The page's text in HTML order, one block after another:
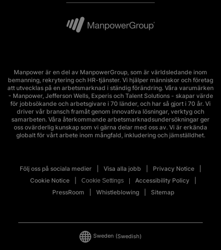
Manpower är en del av ManpowerGroup, som är världsledande inom
bemanning, rekrytering och HR-tjänster. Vi hjälper människor och företag
att utvecklas på en arbetsmarknad i ständig förändring. Våra varumärken
- Manpower, Jefferson Wells, Experis och Talent Solutions - skapar värde
för jobbsökande och arbetsgivare i 70 länder, och har så gjort i 70 år. Vi
driver vår bransch framåt genom innovativa lösningar, verktyg och
samarbeten. Våra återkommande arbetsmarknadsundersökningar ger
oss ovärderlig kunskap som vi gärna delar med oss av. Vi är erkända
globalt för vårt arbete inom mångfald, inkludering och jämställdhet.
Följ oss på sociala medier Visa alla jobb
Privacy Notice
Cookie Notice
Cookie Settings
Accessibility Policy
PressRoom
Whistleblowing Sitemap
Sweden (Swedish)